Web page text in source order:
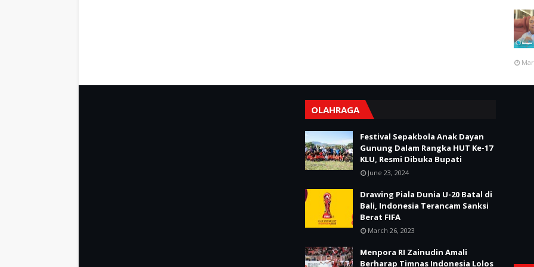
OLAHRAGA
Festival Sepakbola Anak Dayan
Gunung Dalam Rangka HUT Ke-17
KLU, Resmi Dibuka Bupati
June 23, 2024
Drawing Piala Dunia U-20 Batal di
Bali, Indonesia Terancam Sanksi
Berat FIFA
March 26, 2023
Menpora RI Zainudin Amali
Berharap Timnas Indonesia Lolos